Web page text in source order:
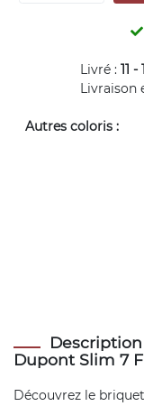
Livré : 11
Livraison
Autres coloris :
Dupont Slim 7
Découvrez le